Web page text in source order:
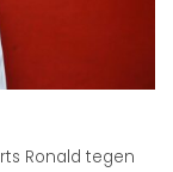
Ronald tegen